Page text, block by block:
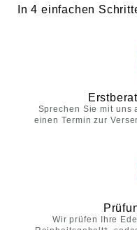
In 4 einfachen
Sprechen Sie mit uns
einen Termin zur
Wir prüfen Ihre